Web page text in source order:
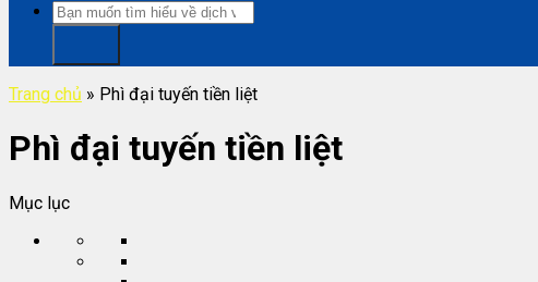
Trang chủ » Phì đại tuyến tiền liệt
Phì đại tuyến tiền liệt
Mục lục